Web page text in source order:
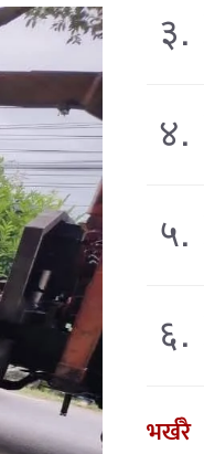
३.
४.
५.
६.
भर्खरै